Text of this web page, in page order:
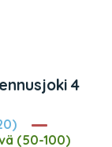
4
(50-100)